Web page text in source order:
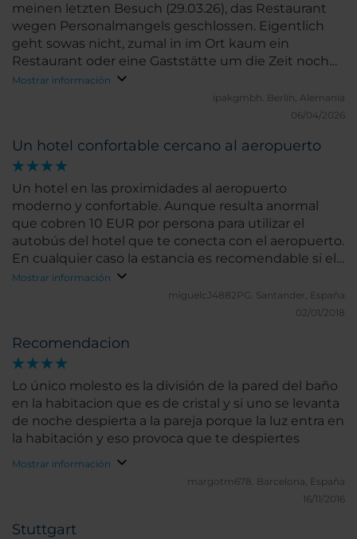
Un hotel confortable cercano al aeropuerto
Un hotel en las proximidades al aeropuerto
moderno y confortable. Aunque resulta anormal
que cobren 10 EUR por persona para utilizar el
autobús del hotel que te conecta con el aeropuerto.
En cualquier caso la estancia es recomendable si el
precio es competitivo.
Mostrar información
miguelcJ4882PG. Santander, España
02/01/2018
Recomendacion
Lo único molesto es la división de la pared del baño
en la habitacion que es de cristal y si uno se levanta
de noche despierta a la pareja porque la luz entra en
la habitación y eso provoca que te despiertes
Mostrar información
margotm678. Barcelona, España
16/11/2016
Stuttgart
meinen letzten Besuch (29.03.26), das Restaurant
wegen Personalmangels geschlossen. Eigentlich
geht sowas nicht, zumal in im Ort kaum ein
Restaurant oder eine Gaststätte um die Zeit noch
geöffnet hat. Im Zimmer sollte mehr auf die
Funktionalität der Geräte und Lampen geachtet
Mostrar información
ipakgmbh. Berlín, Alemania
06/04/2026